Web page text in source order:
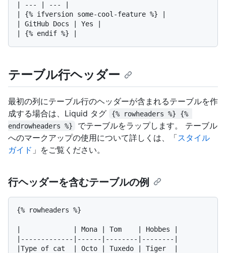
| --- | --- |
| {% ifversion some-cool-feature %} |
| GitHub Docs | Yes |
テーブル行ヘッダー
最初の列にテーブル行のヘッダーが含まれるテーブルを作
成する場合は、Liquid タグ
{% rowheaders %} {%
endrowheaders %}
でテーブルをラップします。 テーブル
へのマークアップの使用について詳しくは、「スタイル
ガイド 」をご覧ください。
行ヘッダーを含むテーブルの例
{% rowheaders %}
|             | Mona | Tom    | Hobbes |
|-------------|------|--------|--------|
|Type of cat  | Octo | Tuxedo | Tiger  |